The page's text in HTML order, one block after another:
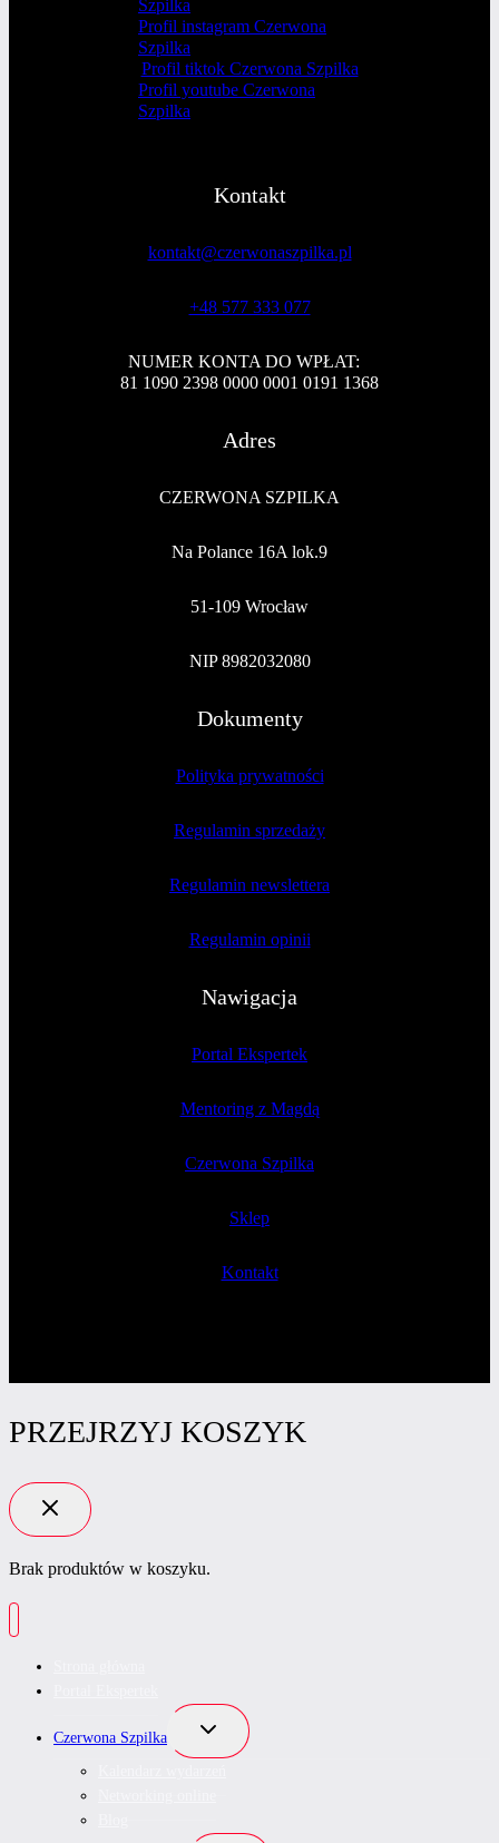
Szpilka
Profil instagram Czerwona
Szpilka
Profil tiktok Czerwona Szpilka
Profil youtube Czerwona
Szpilka
Kontakt
kontakt@czerwonaszpilka.pl
+48 577 333 077
NUMER KONTA DO WPŁAT:
81 1090 2398 0000 0001 0191 1368
Adres
CZERWONA SZPILKA
Na Polance 16A lok.9
51-109 Wrocław
NIP 8982032080
Dokumenty
Polityka prywatności
Regulamin sprzedaży
Regulamin newslettera
Regulamin opinii
Nawigacja
Portal Ekspertek
Mentoring z Magdą
Czerwona Szpilka
Sklep
Kontakt
PRZEJRZYJ KOSZYK
Brak produktów w koszyku.
Czerwona Szpilka
Przełącz
podrzędne